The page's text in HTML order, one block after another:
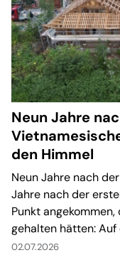
Neun Jahre
den Himmel
Neun Jahre nach
Jahre nach der
Punkt
gehalten hätten:
Tempels Chân Tịnh
02.07.2026